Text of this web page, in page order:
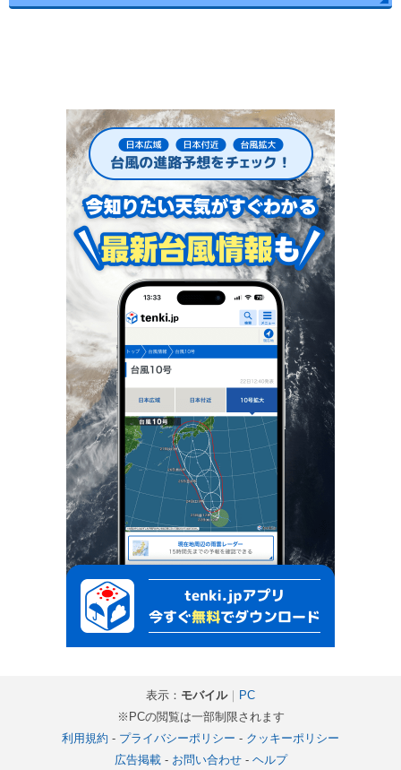
表示： モバイル｜ PC
※PCの閲覧は一部制限されます
利用規約 - プライバシーポリシー - クッキーポリシー
広告掲載- お問い合わせ- ヘルプ